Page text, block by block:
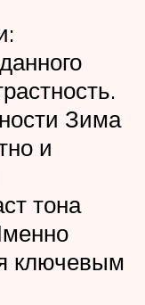
Зима
и
тона
ключевым